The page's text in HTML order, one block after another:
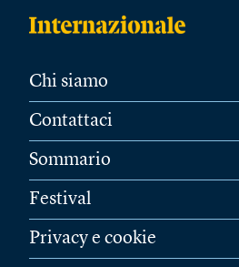
Chi siamo
Contattaci
Sommario
Festival
Privacy e cookie